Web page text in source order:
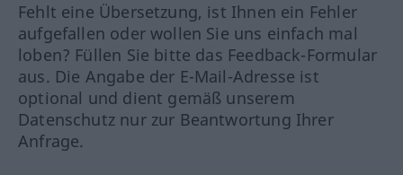
Fehlt eine Übersetzung, ist Ihnen ein Fehler
aufgefallen oder wollen Sie uns einfach mal
loben? Füllen Sie bitte das Feedback-Formular
aus. Die Angabe der E-Mail-Adresse ist
optional und dient gemäß unserem
Datenschutz nur zur Beantwortung Ihrer
Anfrage.